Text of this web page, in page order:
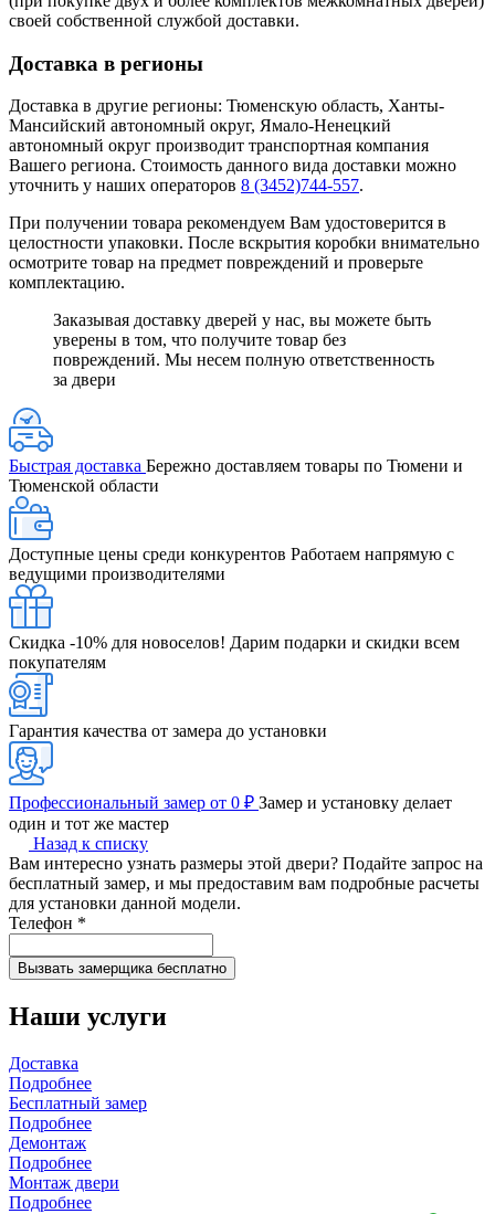
своей собственной службой доставки.
Доставка в регионы
Доставка в другие регионы: Тюменскую область, Ханты-
Мансийский автономный округ, Ямало-Ненецкий
автономный округ производит транспортная компания
Вашего региона. Стоимость данного вида доставки можно
уточнить у наших операторов 8 (3452)744-557.
При получении товара рекомендуем Вам удостоверится в
целостности упаковки. После вскрытия коробки внимательно
осмотрите товар на предмет повреждений и проверьте
комплектацию.
Заказывая доставку дверей у нас, вы можете быть
уверены в том, что получите товар без
повреждений. Мы несем полную ответственность
за двери
Быстрая доставка Бережно доставляем товары по Тюмени и
Тюменской области
Доступные цены среди конкурентов Работаем напрямую с
ведущими производителями
Скидка -10% для новоселов! Дарим подарки и скидки всем
покупателям
Гарантия качества от замера до установки
Профессиональный замер от 0 ₽ Замер и установку делает
один и тот же мастер
Назад к списку
Вам интересно узнать размеры этой двери? Подайте запрос на
бесплатный замер, и мы предоставим вам подробные расчеты
для установки данной модели.
Телефон *
Наши услуги
Доставка
Подробнее
Бесплатный замер
Подробнее
Демонтаж
Подробнее
Монтаж двери
Подробнее